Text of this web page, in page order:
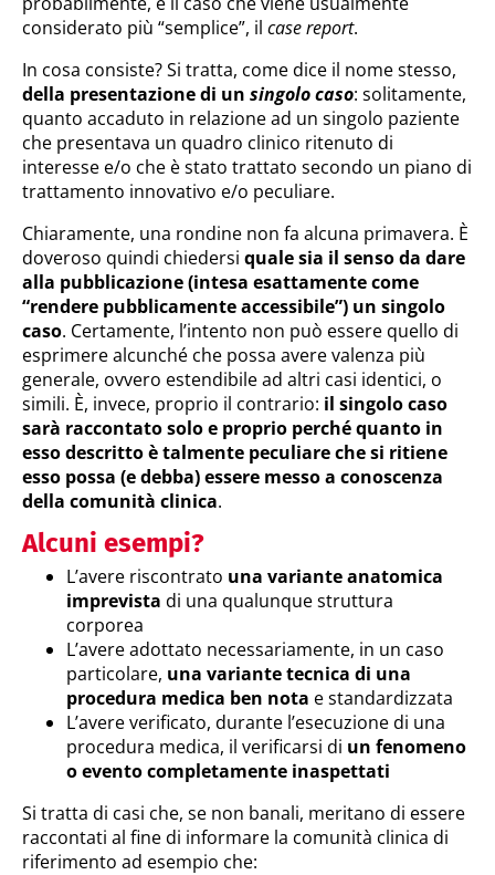
considerato più “semplice”, il case report.
In cosa consiste? Si tratta, come dice il nome stesso,
della presentazione di un singolo caso: solitamente,
quanto accaduto in relazione ad un singolo paziente
che presentava un quadro clinico ritenuto di
interesse e/o che è stato trattato secondo un piano di
trattamento innovativo e/o peculiare.
Chiaramente, una rondine non fa alcuna primavera. È
doveroso quindi chiedersi quale sia il senso da dare
alla pubblicazione (intesa esattamente come
“rendere pubblicamente accessibile”) un singolo
caso. Certamente, l’intento non può essere quello di
esprimere alcunché che possa avere valenza più
generale, ovvero estendibile ad altri casi identici, o
simili. È, invece, proprio il contrario: il singolo caso
sarà raccontato solo e proprio perché quanto in
esso descritto è talmente peculiare che si ritiene
esso possa (e debba) essere messo a conoscenza
della comunità clinica.
Alcuni esempi?
L’avere riscontrato una variante anatomica
imprevista di una qualunque struttura
corporea
L’avere adottato necessariamente, in un caso
particolare, una variante tecnica di una
procedura medica ben nota e standardizzata
L’avere verificato, durante l’esecuzione di una
procedura medica, il verificarsi di un fenomeno
o evento completamente inaspettati
Si tratta di casi che, se non banali, meritano di essere
raccontati al fine di informare la comunità clinica di
riferimento ad esempio che: